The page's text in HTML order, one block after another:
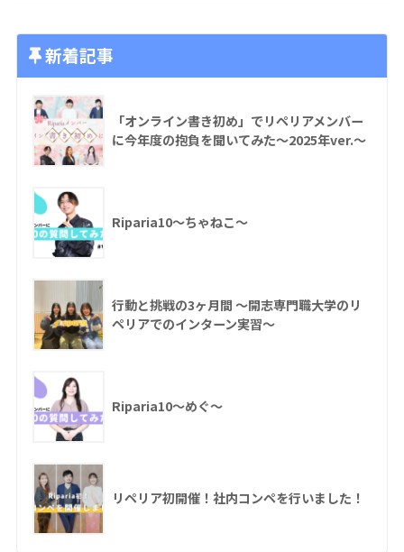
新着記事
「オンライン書き初め」でリペリアメンバー
に今年度の抱負を聞いてみた〜2025年ver.〜
Riparia10〜ちゃねこ〜
行動と挑戦の3ヶ月間 〜開志専門職大学のリ
ペリアでのインターン実習〜
Riparia10〜めぐ〜
リペリア初開催！社内コンペを行いました！